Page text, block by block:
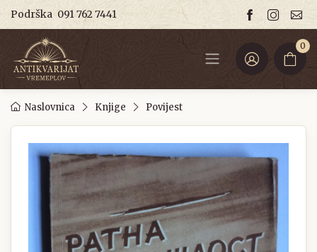
Podrška 091 762 7441
0
Naslovnica Knjige Povijest